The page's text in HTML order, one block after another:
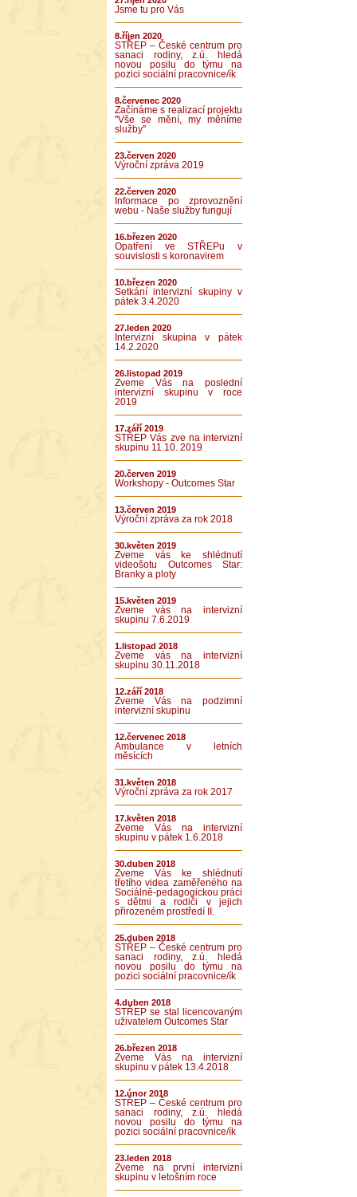
Jsme tu pro Vás
8.říjen 2020
STŘEP – České centrum pro
sanaci rodiny, z.ú. hledá
novou posilu do týmu na
pozici sociální pracovnice/ík
8.červenec 2020
Začínáme s realizací projektu
"Vše se mění, my měníme
služby"
23.červen 2020
Výroční zpráva 2019
22.červen 2020
Informace po zprovoznění
webu - Naše služby fungují
16.březen 2020
Opatření ve STŘEPu v
souvislosti s koronavirem
10.březen 2020
Setkání intervizní skupiny v
pátek 3.4.2020
27.leden 2020
Intervizní skupina v pátek
14.2.2020
26.listopad 2019
Zveme Vás na poslední
intervizní skupinu v roce
2019
17.září 2019
STŘEP Vás zve na intervizní
skupinu 11.10. 2019
20.červen 2019
Workshopy - Outcomes Star
13.červen 2019
Výroční zpráva za rok 2018
30.květen 2019
Zveme vás ke shlédnutí
videošotu Outcomes Star:
Branky a ploty
15.květen 2019
Zveme vás na intervizní
skupinu 7.6.2019
1.listopad 2018
Zveme vás na intervizní
skupinu 30.11.2018
12.září 2018
Zveme Vás na podzimní
intervizní skupinu
12.červenec 2018
Ambulance v letních
měsících
31.květen 2018
Výroční zpráva za rok 2017
17.květen 2018
Zveme Vás na intervizní
skupinu v pátek 1.6.2018
30.duben 2018
Zveme Vás ke shlédnutí
třetího videa zaměřeného na
Sociálně-pedagogickou práci
s dětmi a rodiči v jejich
přirozeném prostředí II.
25.duben 2018
STŘEP – České centrum pro
sanaci rodiny, z.ú. hledá
novou posilu do týmu na
pozici sociální pracovnice/ík
4.duben 2018
STŘEP se stal licencovaným
uživatelem Outcomes Star
26.březen 2018
Zveme Vás na intervizní
skupinu v pátek 13.4.2018
12.únor 2018
STŘEP – České centrum pro
sanaci rodiny, z.ú. hledá
novou posilu do týmu na
pozici sociální pracovnice/ík
23.leden 2018
Zveme na první intervizní
skupinu v letošním roce